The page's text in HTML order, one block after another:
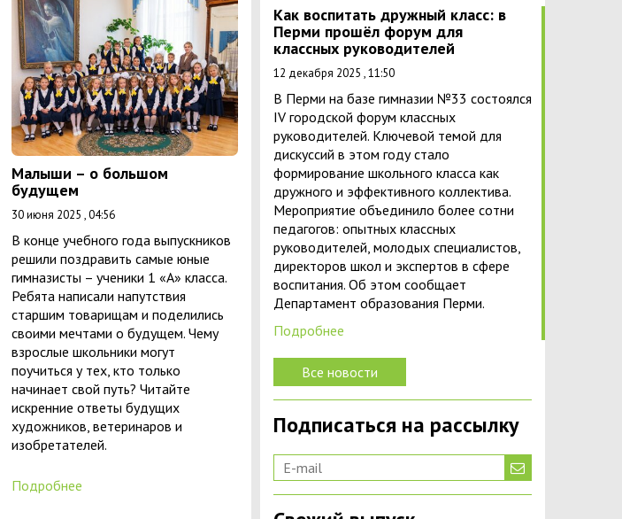
Малыши – о большом
будущем
30 июня 2025 , 04:56
В конце учебного года выпускников
решили поздравить самые юные
гимназисты – ученики 1 «А» класса.
Ребята написали напутствия
старшим товарищам и поделились
своими мечтами о будущем. Чему
взрослые школьники могут
поучиться у тех, кто только
начинает свой путь? Читайте
искренние ответы будущих
художников, ветеринаров и
изобретателей.
Подробнее
Как воспитать дружный класс: в
Перми прошёл форум для
классных руководителей
12 декабря 2025 , 11:50
В Перми на базе гимназии №33 состоялся
IV городской форум классных
руководителей. Ключевой темой для
дискуссий в этом году стало
формирование школьного класса как
дружного и эффективного коллектива.
Мероприятие объединило более сотни
педагогов: опытных классных
руководителей, молодых специалистов,
директоров школ и экспертов в сфере
воспитания. Об этом сообщает
Департамент образования Перми.
Подробнее
Все новости
Подписаться на рассылку